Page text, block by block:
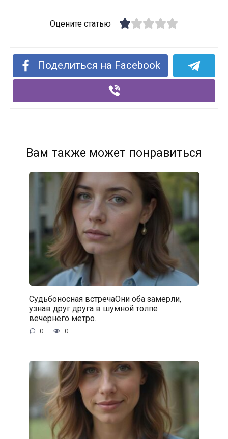
Оцените статью
Поделиться на Facebook
Вам также может понравиться
Судьбоносная встречаОни оба замерли,
узнав друг друга в шумной толпе
вечернего метро.
0 0